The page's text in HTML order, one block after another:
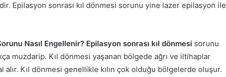
Epilasyon sonrası kıl dönmesi sorunu yine lazer epilasyon ile
Nasıl Engellenir? Epilasyon sonrası kıl dönmesi sorunu
muzdarip. Kıl dönmesi yaşanan bölgede ağrı ve iltihaplar
alır. Kıl dönmesi genellikle kılın çok olduğu bölgelerde oluşur.